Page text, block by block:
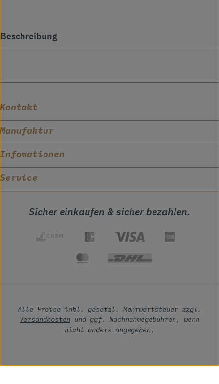
Beschreibung
Kontakt
Manufaktur
Infomationen
Service
Sicher einkaufen & sicher bezahlen.
Alle Preise inkl. gesetzl. Mehrwertsteuer zzgl.
Versandkosten und ggf. Nachnahmegebühren, wenn
nicht anders angegeben.